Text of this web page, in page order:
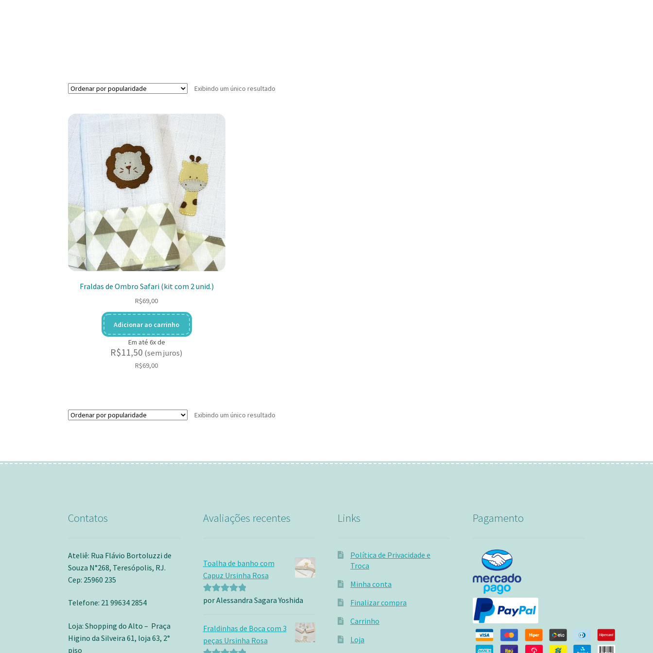
Exibindo um único resultado
Fraldas de Ombro Safari (kit com 2 unid.)
R$69,00
Adicionar ao carrinho
Em até 6x de
R$11,50 (sem juros)
R$69,00
Exibindo um único resultado
Contatos
Ateliê: Rua Flávio Bortoluzzi de
Souza N°268, Teresópolis, RJ.
Cep: 25960 235
Telefone: 21 99634 2854
Loja: Shopping do Alto – Praça
Higino da Silveira 61, loja 63, 2°
piso
Avaliações recentes
Toalha de banho com
Capuz Ursinha Rosa
Avaliação5
por Alessandra Sagara Yoshida
Fraldinhas de Boca com 3
peças Ursinha Rosa
Links
Política de Privacidade e
Troca
Minha conta
Finalizar compra
Carrinho
Loja
Pagamento